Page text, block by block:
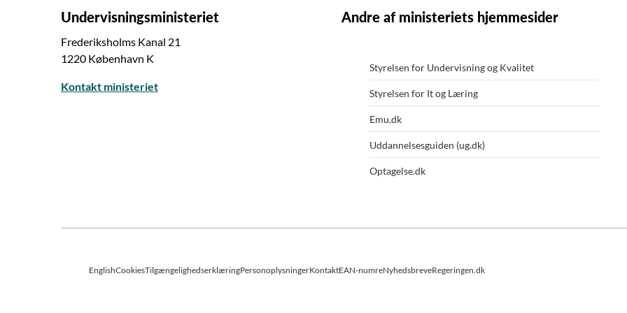
Undervisningsministeriet
Frederiksholms Kanal 21
1220 København K
Kontakt ministeriet
Andre af ministeriets hjemmesider
Styrelsen for Undervisning og Kvalitet
Styrelsen for It og Læring
Emu.dk
Uddannelsesguiden (ug.dk)
Optagelse.dk
EnglishCookiesTilgængelighedserklæringPersonoplysningerKontaktEAN-numreNyhedsbreveRegeringen.dk